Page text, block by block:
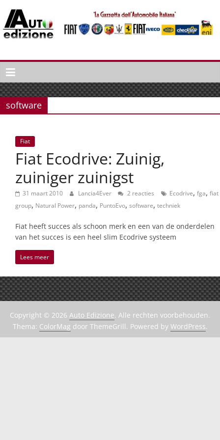
naar
inhoud
Auto
Edizione
La
Gazetta
dell'Automobile
Italiaans
autonieuws
lifestyle
software
Fiat
Fiat Ecodrive: Zuinig,
zuiniger zuinigst
31 maart 2010 Lancia4Ever 2 reacties Ecodrive, fga, fiat
group, Natural Power, panda, PuntoEvo, software, techniek
Fiat heeft succes als schoon merk en een van de onderdelen
van het succes is een heel slim Ecodrive systeem
Lees meer
Copyright © 2026 Auto Edizione. Alle rechten voorbehouden.
Thema: ColorMag door ThemeGrill. Powered by WordPress.